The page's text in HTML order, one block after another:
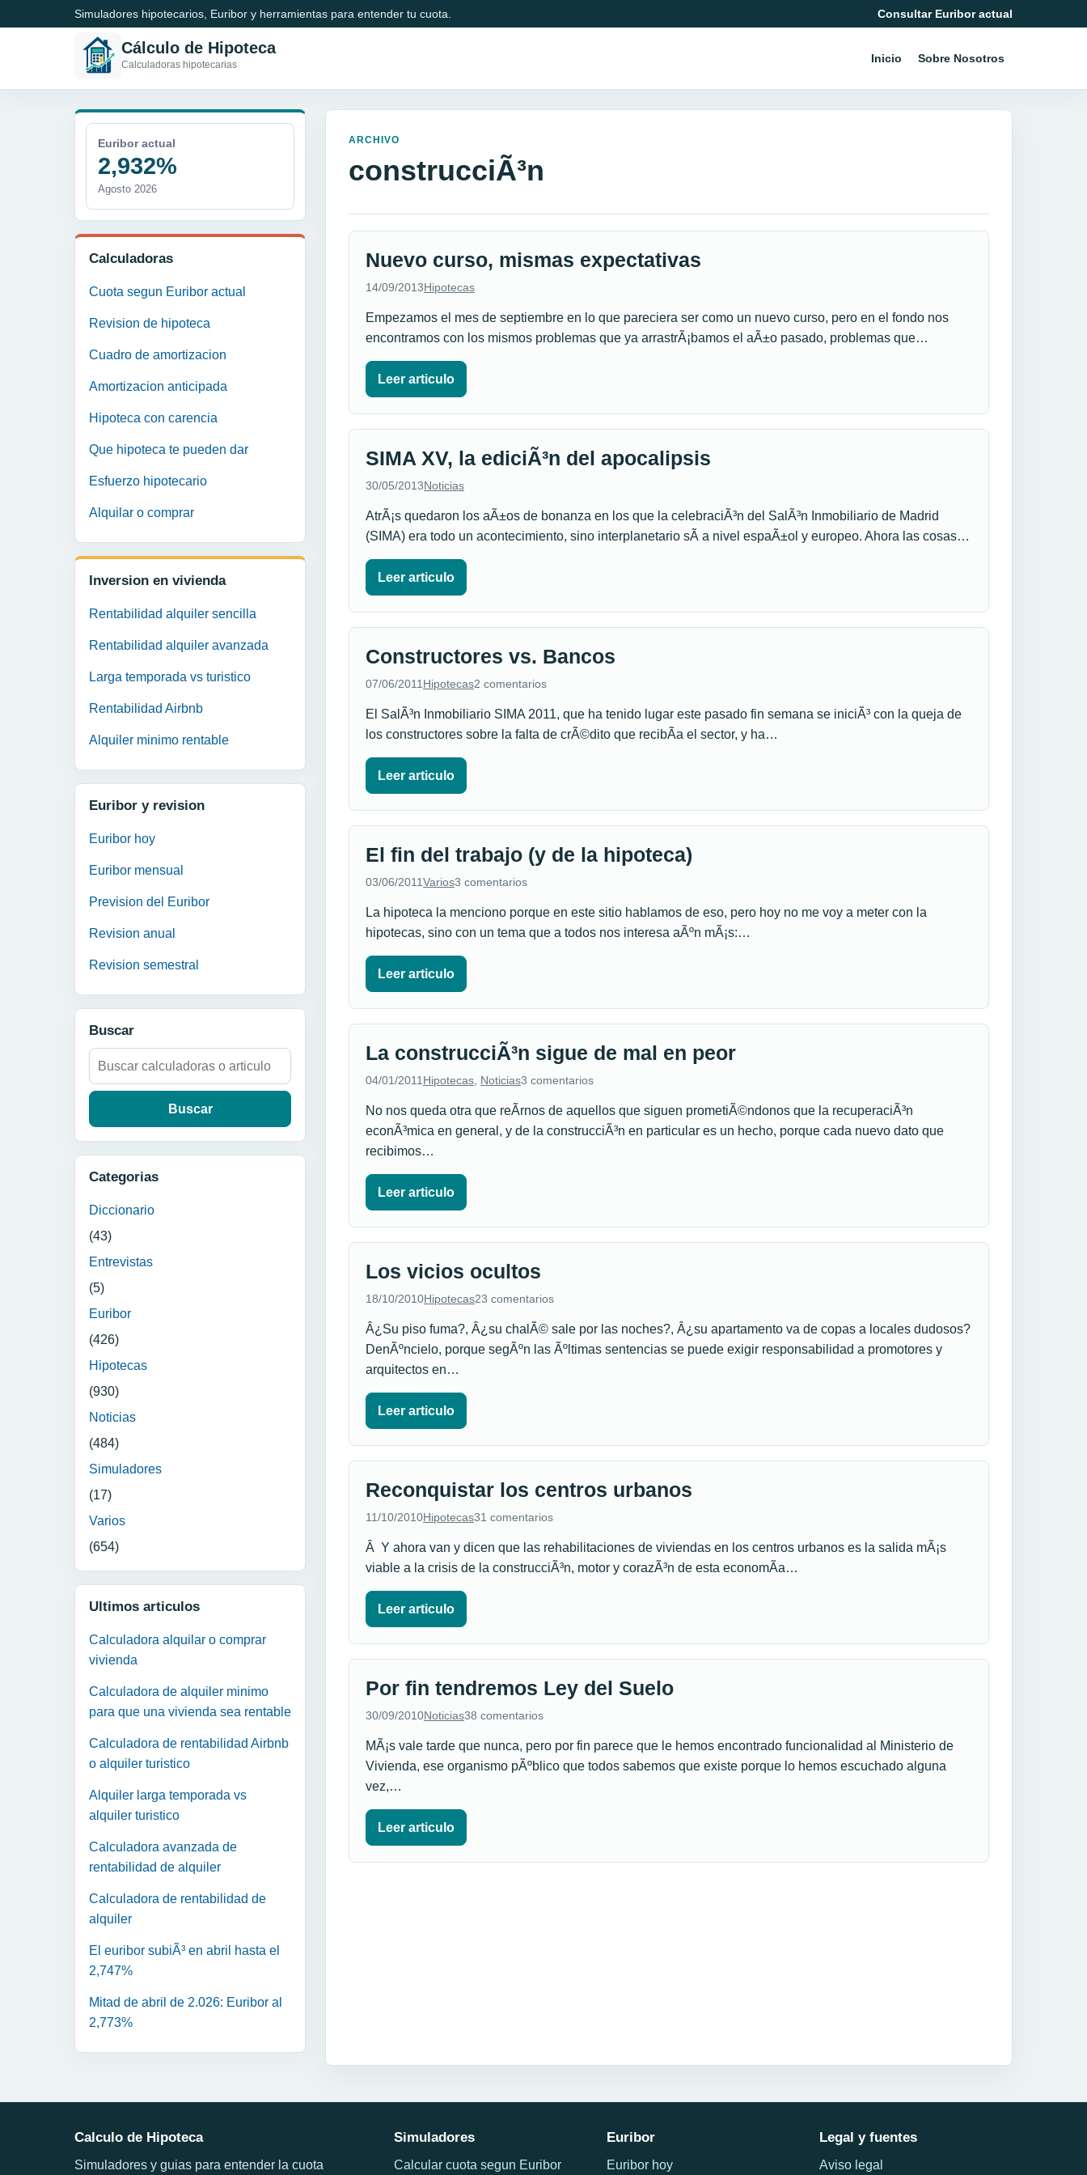
Simuladores hipotecarios, Euribor y herramientas para entender tu cuota. Consultar Euribor actual
Cálculo de Hipoteca
Calculadoras hipotecarias Inicio Sobre Nosotros
Euribor actual
2,932%
Agosto 2026
Calculadoras
Cuota segun Euribor actual
Revision de hipoteca
Cuadro de amortizacion
Amortizacion anticipada
Hipoteca con carencia
Que hipoteca te pueden dar
Esfuerzo hipotecario
Alquilar o comprar
Inversion en vivienda
Rentabilidad alquiler sencilla
Rentabilidad alquiler avanzada
Larga temporada vs turistico
Rentabilidad Airbnb
Alquiler minimo rentable
Euribor y revision
Euribor hoy
Euribor mensual
Prevision del Euribor
Revision anual
Revision semestral
Buscar
Buscar:
Categorias
Diccionario
(43)
Entrevistas
(5)
Euribor
(426)
Hipotecas
(930)
Noticias
(484)
Simuladores
(17)
Varios
(654)
Ultimos articulos
Calculadora alquilar o comprar
vivienda
Calculadora de alquiler minimo
para que una vivienda sea rentable
Calculadora de rentabilidad Airbnb
o alquiler turistico
Alquiler larga temporada vs
alquiler turistico
Calculadora avanzada de
rentabilidad de alquiler
Calculadora de rentabilidad de
alquiler
El euribor subiÃ³ en abril hasta el
2,747%
Mitad de abril de 2.026: Euribor al
2,773%
ARCHIVO
construcciÃ³n
Nuevo curso, mismas expectativas
14/09/2013Hipotecas
Empezamos el mes de septiembre en lo que pareciera ser como un nuevo curso, pero en el fondo nos
encontramos con los mismos problemas que ya arrastrÃ¡bamos el aÃ±o pasado, problemas que…
Leer articulo
SIMA XV, la ediciÃ³n del apocalipsis
30/05/2013Noticias
AtrÃ¡s quedaron los aÃ±os de bonanza en los que la celebraciÃ³n del SalÃ³n Inmobiliario de Madrid
(SIMA) era todo un acontecimiento, sino interplanetario sÃ­ a nivel espaÃ±ol y europeo. Ahora las cosas…
Leer articulo
Constructores vs. Bancos
07/06/2011 Hipotecas2 comentarios
El SalÃ³n Inmobiliario SIMA 2011, que ha tenido lugar este pasado fin semana se iniciÃ³ con la queja de
los constructores sobre la falta de crÃ©dito que recibÃ­a el sector, y ha…
Leer articulo
El fin del trabajo (y de la hipoteca)
03/06/2011Varios3 comentarios
La hipoteca la menciono porque en este sitio hablamos de eso, pero hoy no me voy a meter con la
hipotecas, sino con un tema que a todos nos interesa aÃºn mÃ¡s:…
Leer articulo
La construcciÃ³n sigue de mal en peor
04/01/2011 Hipotecas Noticias3 comentarios
No nos queda otra que reÃ­rnos de aquellos que siguen prometiÃ©ndonos que la recuperaciÃ³n
econÃ³mica en general, y de la construcciÃ³n en particular es un hecho, porque cada nuevo dato que
recibimos…
Leer articulo
Los vicios ocultos
18/10/2010Hipotecas23 comentarios
Â¿Su piso fuma?, Â¿su chalÃ© sale por las noches?, Â¿su apartamento va de copas a locales dudosos?
DenÃºncielo, porque segÃºn las Ãºltimas sentencias se puede exigir responsabilidad a promotores y
arquitectos en…
Leer articulo
Reconquistar los centros urbanos
11/10/2010Hipotecas31 comentarios
Â Y ahora van y dicen que las rehabilitaciones de viviendas en los centros urbanos es la salida mÃ¡s
viable a la crisis de la construcciÃ³n, motor y corazÃ³n de esta economÃ­a…
Leer articulo
Por fin tendremos Ley del Suelo
30/09/2010Noticias38 comentarios
MÃ¡s vale tarde que nunca, pero por fin parece que le hemos encontrado funcionalidad al Ministerio de
Vivienda, ese organismo pÃºblico que todos sabemos que existe porque lo hemos escuchado alguna
vez,…
Leer articulo
Calculo de Hipoteca
Simuladores y guias para entender la cuota
Simuladores
Calcular cuota segun Euribor
Euribor
Euribor hoy
Legal y fuentes
Aviso legal